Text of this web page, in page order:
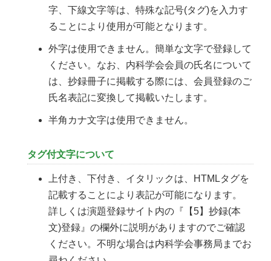
字、下線文字等は、特殊な記号(タグ)を入力す
ることにより使用が可能となります。
外字は使用できません。簡単な文字で登録して
ください。なお、内科学会会員の氏名について
は、抄録冊子に掲載する際には、会員登録のご
氏名表記に変換して掲載いたします。
半角カナ文字は使用できません。
タグ付文字について
上付き、下付き、イタリックは、HTMLタグを
記載することにより表記が可能になります。
詳しくは演題登録サイト内の『【5】抄録(本
文)登録』の欄外に説明がありますのでご確認
ください。不明な場合は内科学会事務局までお